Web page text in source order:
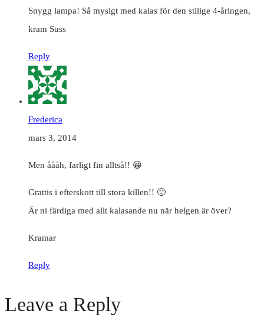
Snygg lampa! Så mysigt med kalas för den stilige 4-åringen,
kram Suss
Reply
Frederica
mars 3, 2014
Men åååh, farligt fin alltså!! 😀
Grattis i efterskott till stora killen!! 🙂
Är ni färdiga med allt kalasande nu när helgen är över?
Kramar
Reply
Leave a Reply